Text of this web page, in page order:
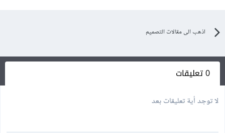
اذهب الى مقالات التصميم
0 تعليقات
لا توجد أية تعليقات بعد